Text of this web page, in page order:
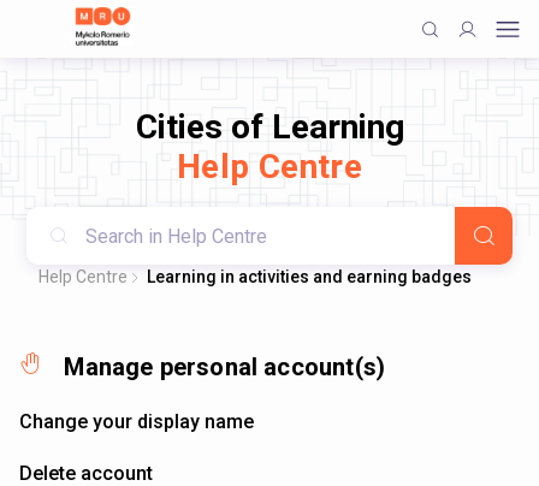
Cities of Learning
Help Centre
Help Centre Learning in activities and earning badges
Manage personal account(s)
Change your display name
Delete account